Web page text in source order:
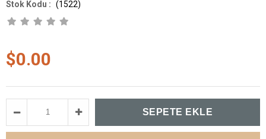
(1522)
$0.00